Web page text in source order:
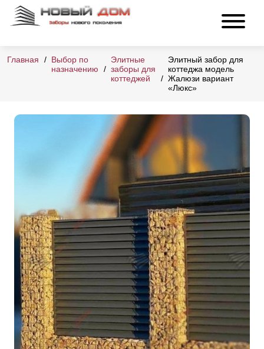
Главная
Выбор по
назначению
Элитные
заборы для
коттеджей
Элитный забор для
коттеджа модель
Жалюзи вариант
«Люкс»